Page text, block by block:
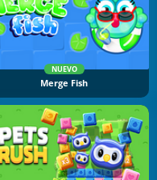
NUEVO
Merge Fish